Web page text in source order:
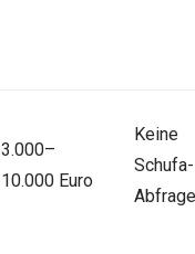
3.000–
10.000 Euro
Keine
Schufa-
Abfrage